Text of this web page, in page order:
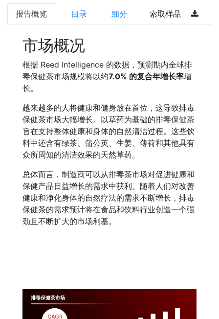
报告概览 目录 细分 索取样品
市场概况
根据 Reed Intelligence 的数据，预测期内全球排
毒保健茶市场规模将以约7.0% 的复合年增长率增
长。
越来越多的人将健康和健身放在首位，这导致排毒
保健茶市场大幅增长。以草药为基础的排毒保健茶
旨在支持整体健康和身体的自然清洁过程。这些饮
料中还含有绿茶、蒲公英、生姜、薄荷和其他具有
众所周知的清洁效果的天然草药。
总体而言，制造商可以从排毒茶市场对促进健康和
保健产品日益增长的需求中获利。随着人们对改善
健康和净化身体的自然疗法的需求不断增长，排毒
保健茶的需求预计将在食品和饮料行业创造一个强
劲且不断扩大的市场利基。
排毒保健茶市场
CAGR